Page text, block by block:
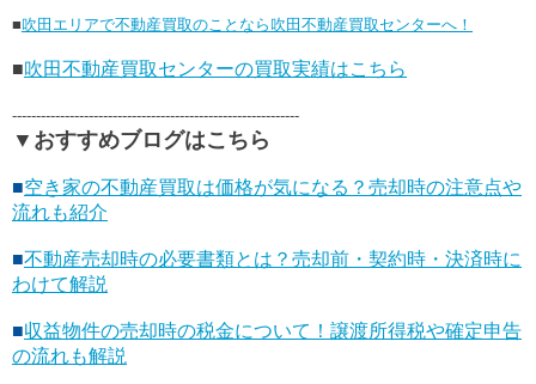
■吹田エリアで不動産買取のことなら吹田不動産買取センターへ！
■吹田不動産買取センターの買取実績はこちら
------------------------------------------------------------
▼おすすめブログはこちら
■空き家の不動産買取は価格が気になる？売却時の注意点や
流れも紹介
■不動産売却時の必要書類とは？売却前・契約時・決済時に
わけて解説
■収益物件の売却時の税金について！譲渡所得税や確定申告
の流れも解説